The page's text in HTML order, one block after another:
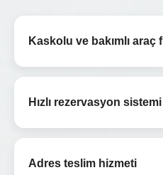
Kaskolu ve bakımlı araç
Hızlı rezervasyon sistemi
Adres teslim hizmeti